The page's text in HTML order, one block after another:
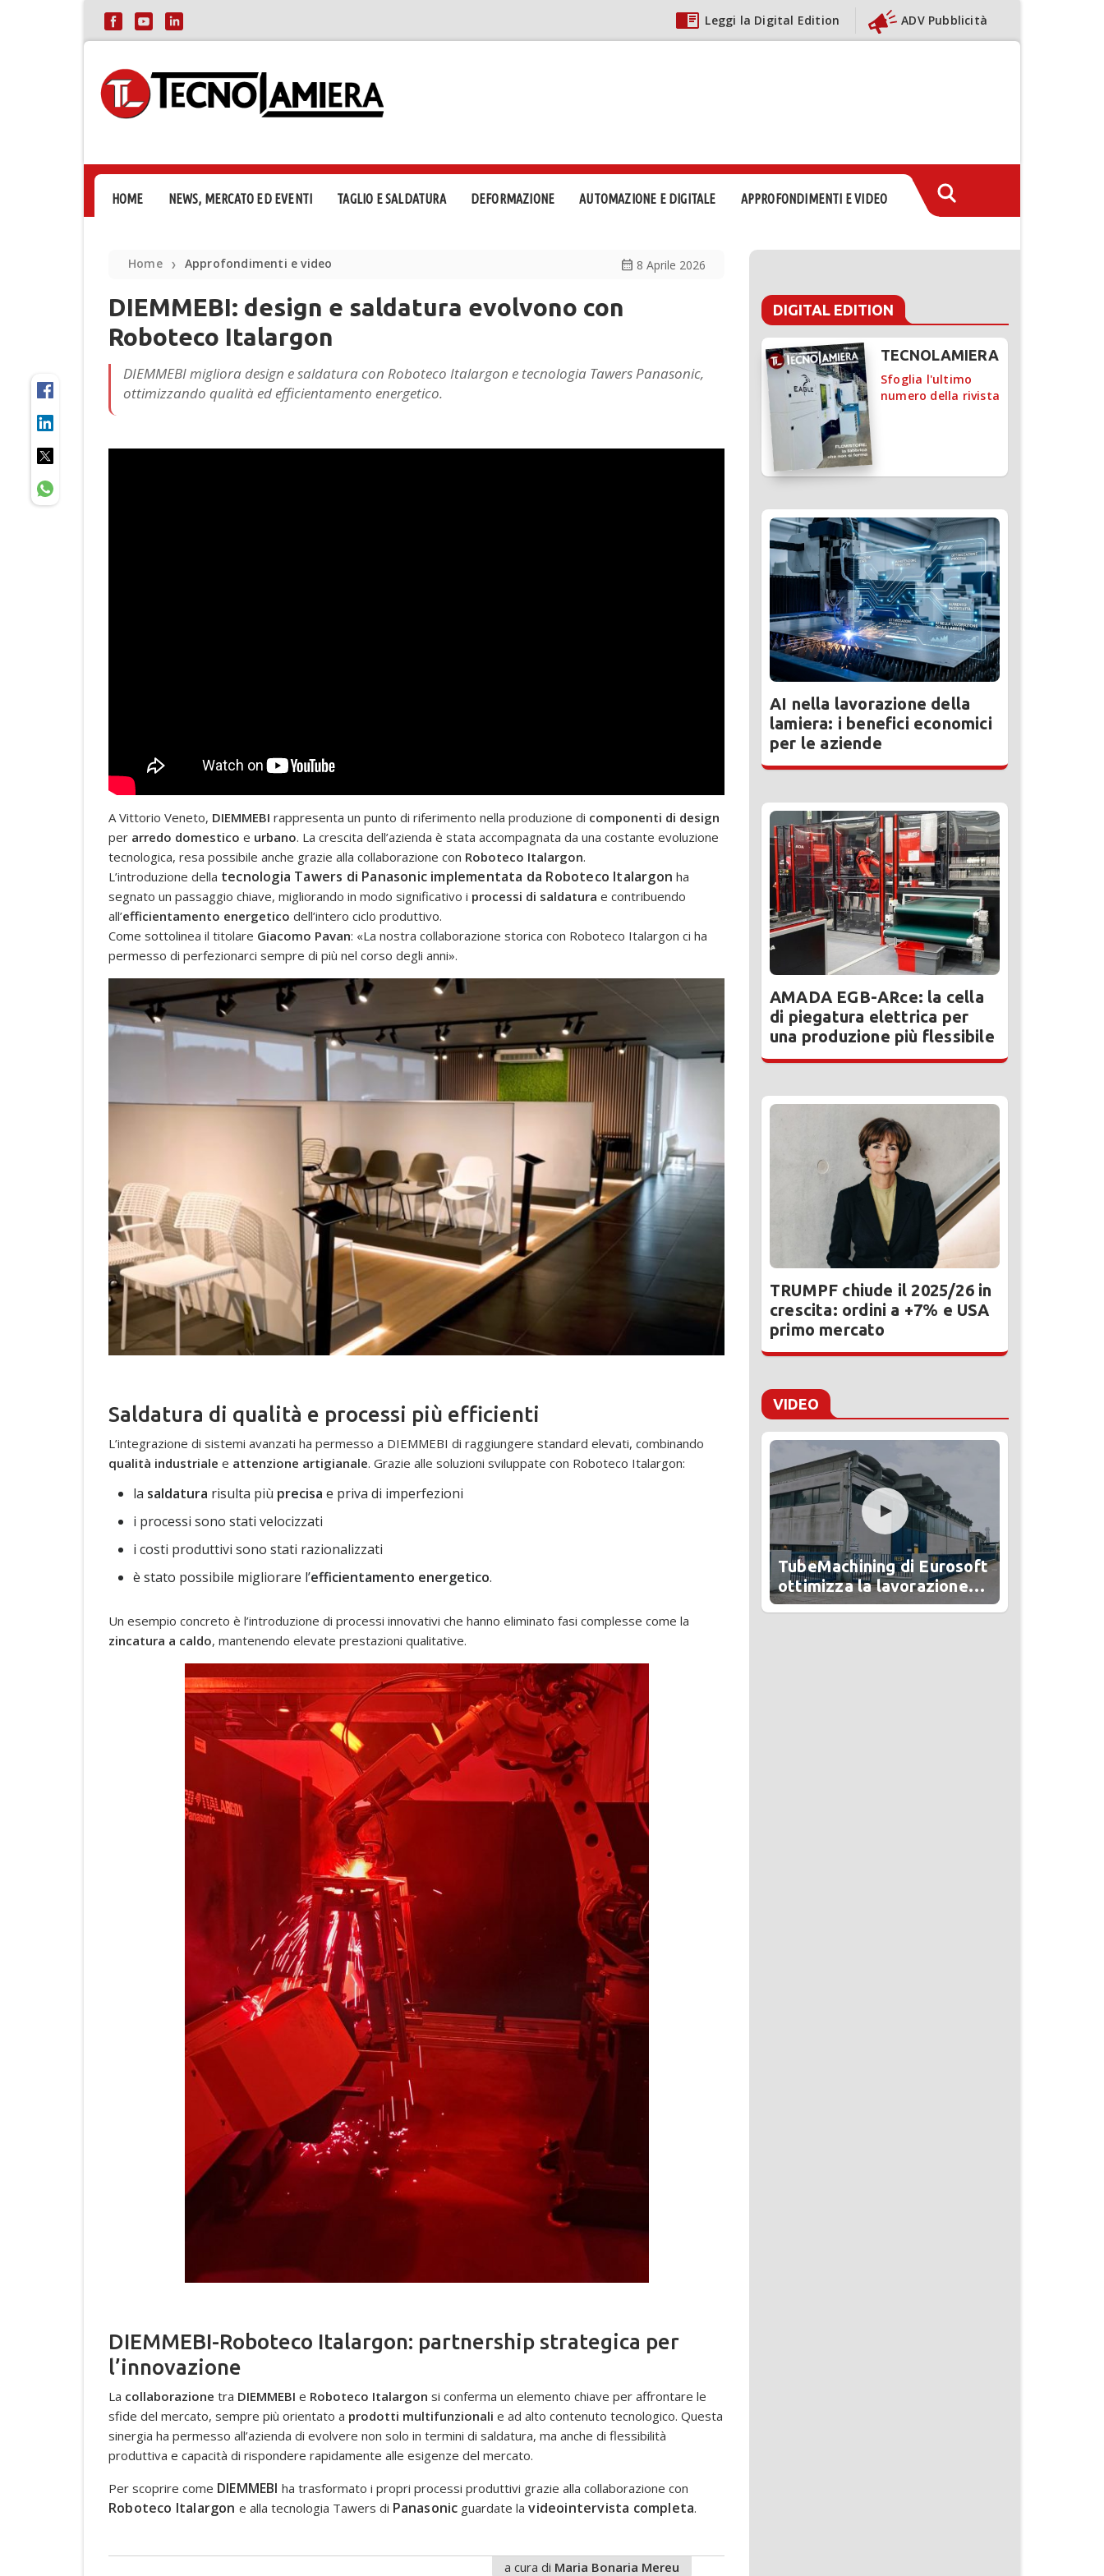
Leggi la Digital Edition ADV Pubblicità
HOME NEWS, MERCATO ED EVENTI TAGLIO E SALDATURA DEFORMAZIONE AUTOMAZIONE E DIGITALE APPROFONDIMENTI E VIDEO
Home ❯ Approfondimenti e video calendar_month 8 Aprile 2026
DIEMMEBI: design e saldatura evolvono con
Roboteco Italargon
DIEMMEBI migliora design e saldatura con Roboteco Italargon e tecnologia Tawers Panasonic,
ottimizzando qualità ed efficientamento energetico.
A Vittorio Veneto, DIEMMEBI rappresenta un punto di riferimento nella produzione di componenti di design
per arredo domestico e urbano. La crescita dell’azienda è stata accompagnata da una costante evoluzione
tecnologica, resa possibile anche grazie alla collaborazione con Roboteco Italargon.
L’introduzione della tecnologia Tawers di Panasonic implementata da Roboteco Italargon ha
segnato un passaggio chiave, migliorando in modo significativo i processi di saldatura e contribuendo
all’efficientamento energetico dell’intero ciclo produttivo.
Come sottolinea il titolare Giacomo Pavan: «La nostra collaborazione storica con Roboteco Italargon ci ha
permesso di perfezionarci sempre di più nel corso degli anni».
Saldatura di qualità e processi più efficienti
L’integrazione di sistemi avanzati ha permesso a DIEMMEBI di raggiungere standard elevati, combinando
qualità industriale e attenzione artigianale. Grazie alle soluzioni sviluppate con Roboteco Italargon:
la saldatura risulta più precisa e priva di imperfezioni
i processi sono stati velocizzati
i costi produttivi sono stati razionalizzati
è stato possibile migliorare l’efficientamento energetico.
Un esempio concreto è l’introduzione di processi innovativi che hanno eliminato fasi complesse come la
zincatura a caldo, mantenendo elevate prestazioni qualitative.
DIEMMEBI-Roboteco Italargon: partnership strategica per
l’innovazione
La collaborazione tra DIEMMEBI e Roboteco Italargon si conferma un elemento chiave per affrontare le
sfide del mercato, sempre più orientato a prodotti multifunzionali e ad alto contenuto tecnologico. Questa
sinergia ha permesso all’azienda di evolvere non solo in termini di saldatura, ma anche di flessibilità
produttiva e capacità di rispondere rapidamente alle esigenze del mercato.
Per scoprire come DIEMMEBI ha trasformato i propri processi produttivi grazie alla collaborazione con
Roboteco Italargon e alla tecnologia Tawers di Panasonic guardate lavideointervista completa.
a cura di Maria Bonaria Mereu
DIGITAL EDITION
TECNOLAMIERA
Sfoglia l'ultimo
numero della rivista
AI nella lavorazione della
lamiera: i benefici economici
per le aziende
AMADA EGB-ARce: la cella
di piegatura elettrica per
una produzione più flessibile
TRUMPF chiude il 2025/26 in
crescita: ordini a +7% e USA
primo mercato
VIDEO
TubeMachining di Eurosoft
ottimizza la lavorazione
del tubo in Alesa